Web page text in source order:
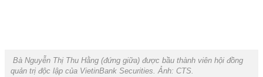
Bà Nguyễn Thị Thu Hằng (đứng giữa) được bầu thành viên hội đồng
quản trị độc lập của VietinBank Securities. Ảnh: CTS.